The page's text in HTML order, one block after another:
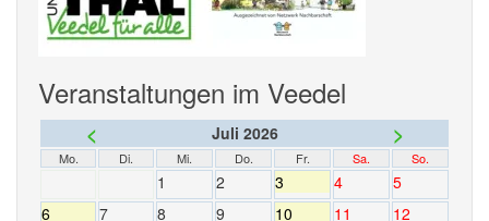
Veranstaltungen im Veedel
< Juli 2026 >
Mo. Di. Mi. Do. Fr. Sa. So.
1 2 3 4
5
6
7 8 9 10 11 12